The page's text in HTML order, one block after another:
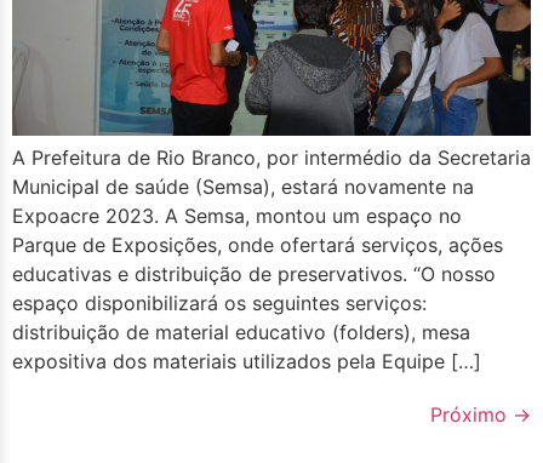
A Prefeitura de Rio Branco, por intermédio da Secretaria
Municipal de saúde (Semsa), estará novamente na
Expoacre 2023. A Semsa, montou um espaço no
Parque de Exposições, onde ofertará serviços, ações
educativas e distribuição de preservativos. “O nosso
espaço disponibilizará os seguintes serviços:
distribuição de material educativo (folders), mesa
expositiva dos materiais utilizados pela Equipe […]
Próximo →